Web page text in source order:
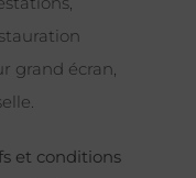
grand écran,
et conditions